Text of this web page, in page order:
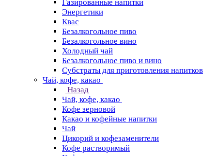
Газированные напитки
Энергетики
Квас
Безалкогольное пиво
Безалкогольное вино
Холодный чай
Безалкогольное пиво и вино
Субстраты для приготовления напитков
Чай, кофе, какао
Назад
Чай, кофе, какао
Кофе зерновой
Какао и кофейные напитки
Чай
Цикорий и кофезаменители
Кофе растворимый